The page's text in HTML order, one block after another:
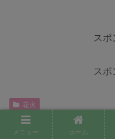
スポ
スポ
花火
メニュー ホーム